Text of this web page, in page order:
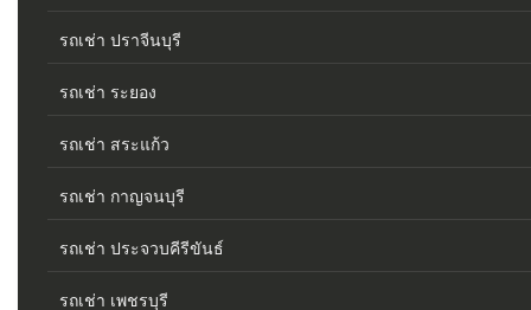
รถเช่า ปราจีนบุรี
รถเช่า ระยอง
รถเช่า สระแก้ว
รถเช่า กาญจนบุรี
รถเช่า ประจวบคีรีขันธ์
รถเช่า เพชรบุรี